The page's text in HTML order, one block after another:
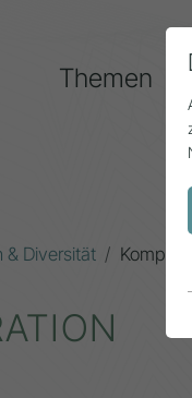
Themen
& Diversität